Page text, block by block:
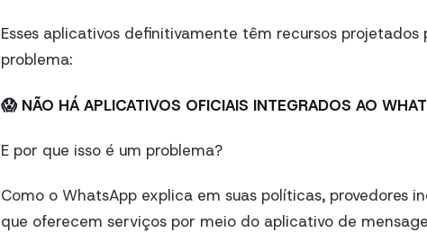
Esses aplicativos definitivamente têm recursos
problema:
😱 NÃO HÁ APLICATIVOS OFICIAIS INTEGRADOS AO
E por que isso é um problema?
Como o WhatsApp explica em suas políticas, provedores
que oferecem serviços por meio do aplicativo de